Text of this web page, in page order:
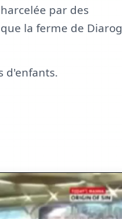
par des
la ferme de Diarog
d'enfants.